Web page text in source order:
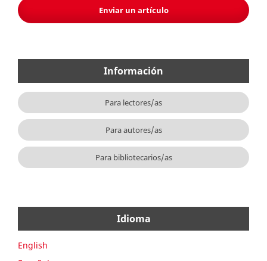
Enviar un artículo
Información
Para lectores/as
Para autores/as
Para bibliotecarios/as
Idioma
English